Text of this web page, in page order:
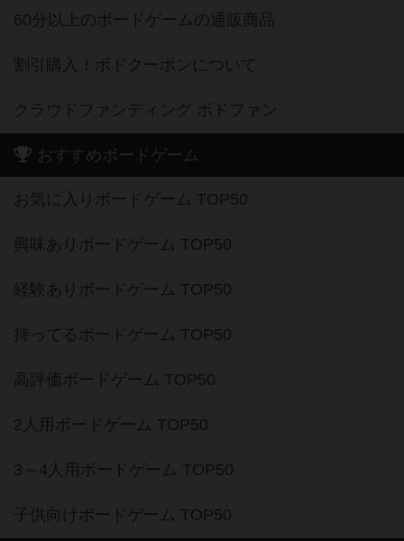
60分以上のボードゲームの通販商品
割引購入！ボドクーポンについて
クラウドファンディング ボドファン
おすすめボードゲーム
お気に入りボードゲーム TOP50
興味ありボードゲーム TOP50
経験ありボードゲーム TOP50
持ってるボードゲーム TOP50
高評価ボードゲーム TOP50
2人用ボードゲーム TOP50
3～4人用ボードゲーム TOP50
子供向けボードゲーム TOP50